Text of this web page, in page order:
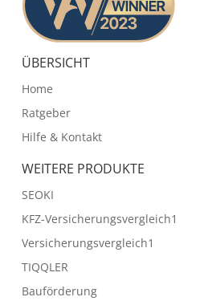
ÜBERSICHT
Home
Ratgeber
Hilfe & Kontakt
WEITERE PRODUKTE
SEOKI
KFZ-Versicherungsvergleich1
Versicherungsvergleich1
TIQQLER
Bauförderung